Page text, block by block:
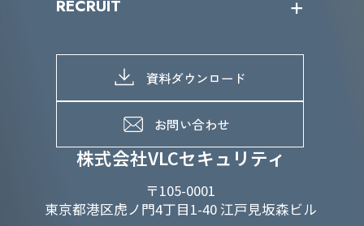
株式会社VLCセキュリティ
〒105-0001
東京都港区虎ノ門4丁目1-40 江戸見坂森ビル
IRライブラリー
よくあるご質問
当グループのマテリアリティ
SDGs推進体制
D&Iの取り組み
RECRUIT
募集職種一覧
メッセージ
メンバーインタビュー
資料ダウンロード
お問い合わせ